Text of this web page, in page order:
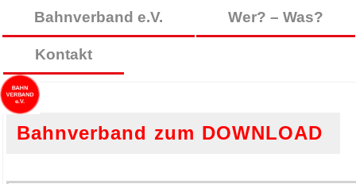
Bahnverband e.V. Wer? – Was?
Kontakt
Bahnverband zum DOWNLOAD